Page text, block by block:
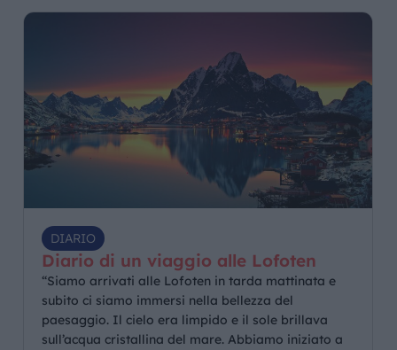
DIARIO
Diario di un viaggio alle Lofoten
“Siamo arrivati alle Lofoten in tarda mattinata e
subito ci siamo immersi nella bellezza del
paesaggio. Il cielo era limpido e il sole brillava
sull’acqua cristallina del mare. Abbiamo iniziato a